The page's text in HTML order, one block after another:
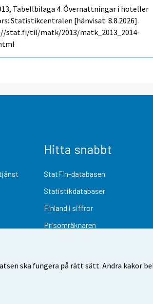
ska fungera på rätt sätt. Andra kakor
Tabellbilaga 4. Övernattningar i hoteller
Statistikcentralen [hänvisat: 8.8.2026].
stat.fi/til/matk/2013/matk_2013_2014-
Hitta snabbt
StatFin-databasen
Statistikdatabaser
Finland i siffror
Prisomräknaren